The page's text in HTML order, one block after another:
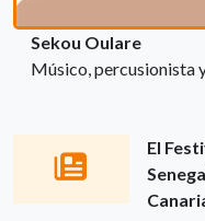
Sekou Oulare
Músico, percusionista
El